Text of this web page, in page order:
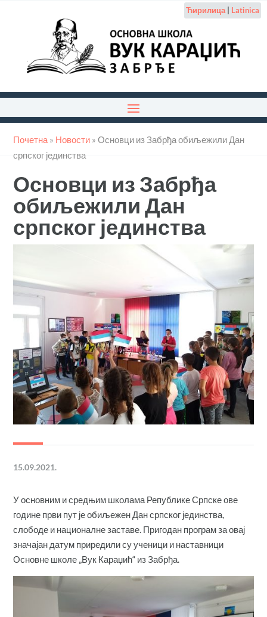
Ћирилица| Latinica
Почетна » Новости »Основци из Забрђа обиљежили Дан
српског јединства
Основци из Забрђа
обиљежили Дан
српског јединства
15.09.2021.
У основним и средњим школама Републике Српске ове
године први пут је обиљежен Дан српског јединства,
слободе и националне заставе. Пригодан програм за овај
значајан датум приредили су ученици и наставници
Основне школе „Вук Караџић“ из Забрђа.